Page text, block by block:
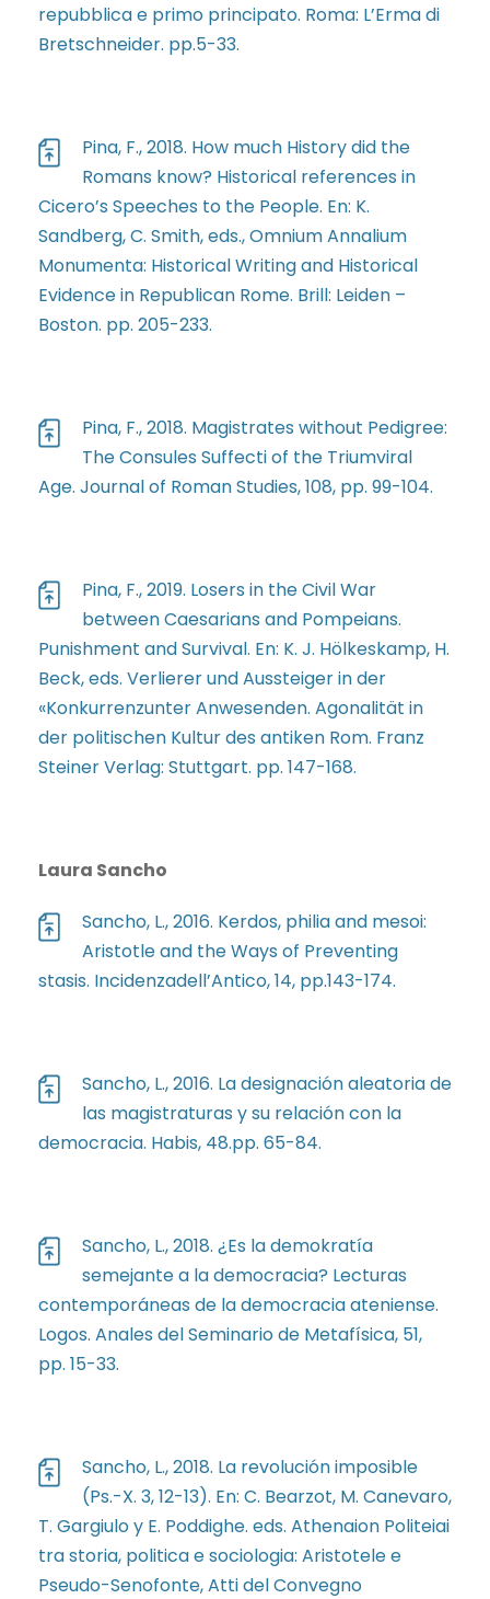
repubblica e primo principato. Roma: L’Erma di
Bretschneider. pp.5-33.
Pina, F., 2018. How much History did the
Romans know? Historical references in
Cicero’s Speeches to the People. En: K.
Sandberg, C. Smith, eds., Omnium Annalium
Monumenta: Historical Writing and Historical
Evidence in Republican Rome. Brill: Leiden –
Boston. pp. 205-233.
Pina, F., 2018. Magistrates without Pedigree:
The Consules Suffecti of the Triumviral
Age. Journal of Roman Studies, 108, pp. 99-104.
Pina, F., 2019. Losers in the Civil War
between Caesarians and Pompeians.
Punishment and Survival. En: K. J. Hölkeskamp, H.
Beck, eds. Verlierer und Aussteiger in der
«Konkurrenzunter Anwesenden. Agonalität in
der politischen Kultur des antiken Rom. Franz
Steiner Verlag: Stuttgart. pp. 147-168.
Laura Sancho
Sancho, L., 2016. Kerdos, philia and mesoi:
Aristotle and the Ways of Preventing
stasis. Incidenzadell’Antico, 14, pp.143-174.
Sancho, L., 2016. La designación aleatoria de
las magistraturas y su relación con la
democracia. Habis, 48.pp. 65-84.
Sancho, L., 2018. ¿Es la demokratía
semejante a la democracia? Lecturas
contemporáneas de la democracia ateniense.
Logos. Anales del Seminario de Metafísica, 51,
pp. 15-33.
Sancho, L., 2018. La revolución imposible
(Ps.-X. 3, 12-13). En: C. Bearzot, M. Canevaro,
T. Gargiulo y E. Poddighe. eds. Athenaion Politeiai
tra storia, politica e sociologia: Aristotele e
Pseudo-Senofonte, Atti del Convegno